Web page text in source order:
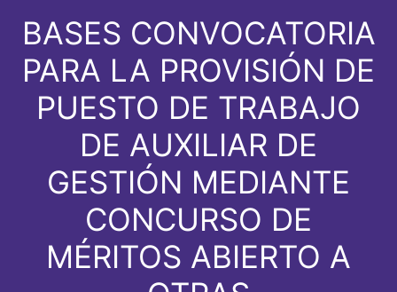
BASES CONVOCATORIA
PARA LA PROVISIÓN DE
PUESTO DE TRABAJO
DE AUXILIAR DE
GESTIÓN MEDIANTE
CONCURSO DE
MÉRITOS ABIERTO A